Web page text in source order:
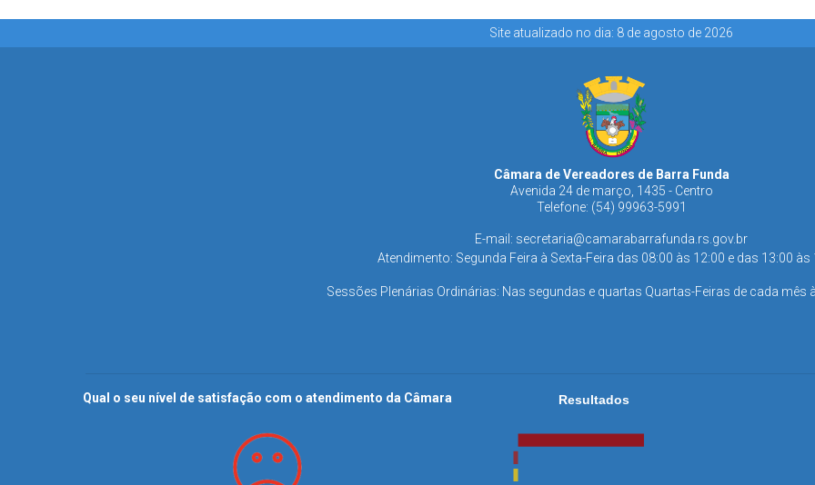
Site atualizado no dia: 8 de agosto de 2026
Câmara de Vereadores de Barra Funda
Avenida 24 de março, 1435 - Centro
Telefone: (54) 99963-5991
E-mail: secretaria@camarabarrafunda.rs.gov.br
Atendimento: Segunda Feira à Sexta-Feira das 08:00 às 12:00 e das 13:00 às
Sessões Plenárias Ordinárias: Nas segundas e quartas Quartas-Feiras de cada mês
Qual o seu nível de satisfação com o atendimento da Câmara Resultados